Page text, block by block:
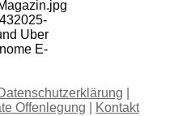
2025-
Uber
E-
Offenlegung
Kontakt